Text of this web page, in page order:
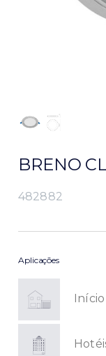
BRENO
482882
Aplicações
Início